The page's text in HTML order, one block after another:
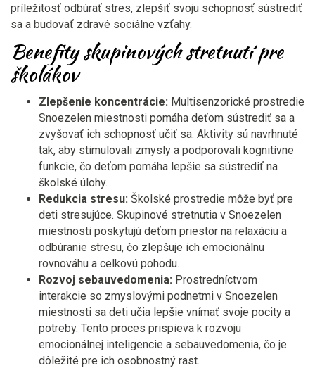
príležitosť odbúrať stres, zlepšiť svoju schopnosť sústrediť
sa a budovať zdravé sociálne vzťahy.
Benefity skupinových stretnutí pre
školákov
Zlepšenie koncentrácie: Multisenzorické prostredie
Snoezelen miestnosti pomáha deťom sústrediť sa a
zvyšovať ich schopnosť učiť sa. Aktivity sú navrhnuté
tak, aby stimulovali zmysly a podporovali kognitívne
funkcie, čo deťom pomáha lepšie sa sústrediť na
školské úlohy.
Redukcia stresu: Školské prostredie môže byť pre
deti stresujúce. Skupinové stretnutia v Snoezelen
miestnosti poskytujú deťom priestor na relaxáciu a
odbúranie stresu, čo zlepšuje ich emocionálnu
rovnováhu a celkovú pohodu.
Rozvoj sebauvedomenia: Prostredníctvom
interakcie so zmyslovými podnetmi v Snoezelen
miestnosti sa deti učia lepšie vnímať svoje pocity a
potreby. Tento proces prispieva k rozvoju
emocionálnej inteligencie a sebauvedomenia, čo je
dôležité pre ich osobnostný rast.